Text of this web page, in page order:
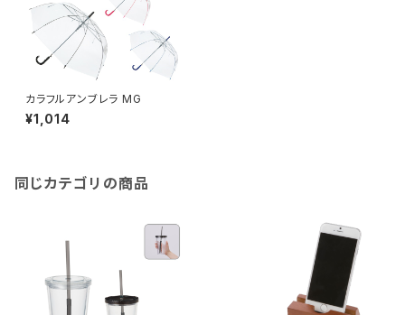
カラフルアンブレラ MG
¥1,014
同じカテゴリの商品